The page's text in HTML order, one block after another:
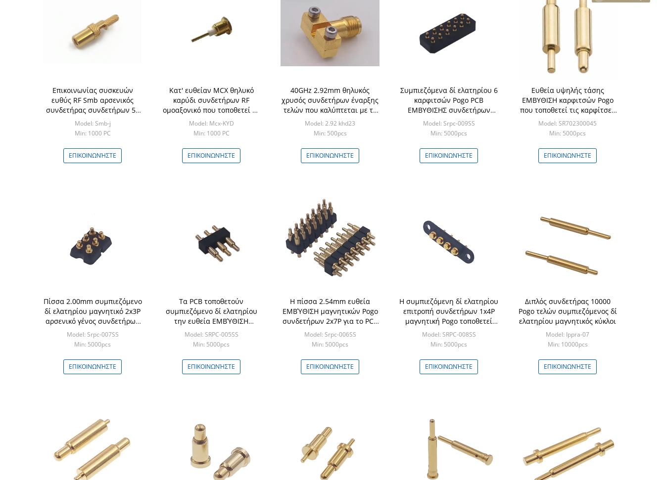
Επικοινωνίας συσκευών
ευθύς RF Smb αρσενικός
συνδετήρας συνδετήρων 50
ωμ Crimp για το καλώδιο
Model: Smb-j
Min: 1000 PC
ΕΠΙΚΟΙΝΩΝΉΣΤΕ
Κατ' ευθείαν MCX θηλυκό
καρύδι συνδετήρων RF
ομοαξονικό που τοποθετεί με
το μικροϋπολογιστή - λωρίδα
Model: Mcx-KYD
Min: 1000 PC
ΕΠΙΚΟΙΝΩΝΉΣΤΕ
40GHz 2.92mm θηλυκός
χρυσός συνδετήρων έναρξης
τελών που καλύπτεται με το
φραγμό για τη δοκιμή PCB
Model: 2.92 khd23
Min: 500pcs
ΕΠΙΚΟΙΝΩΝΉΣΤΕ
Συμπιεζόμενα δί ελατηρίου 6
καρφιτσών Pogo PCB
ΕΜΒΥΘΙΣΗΣ συνδετήρων
ευθέα τοποθετούν την πίσσα
2.54mm
Model: Srpc-009SS
Min: 5000pcs
ΕΠΙΚΟΙΝΩΝΉΣΤΕ
Ευθεία υψηλής τάσης
ΕΜΒΥΘΙΣΗ καρφιτσών Pogo
που τοποθετεί τις καρφίτσες
Smt Pogo
Model: SR702300045
Min: 5000pcs
ΕΠΙΚΟΙΝΩΝΉΣΤΕ
Πίσσα 2.00mm συμπιεζόμενο
δί ελατηρίου μαγνητικό 2x3P
αρσενικό γένος συνδετήρων
καρφιτσών Pogo
Model: Srpc-007SS
Min: 5000pcs
ΕΠΙΚΟΙΝΩΝΉΣΤΕ
Τα PCB τοποθετούν
συμπιεζόμενο δί ελατηρίου
την ευθεία ΕΜΒΎΘΙΣΗ
συνδετήρων καρφιτσών Pogo
1x3P
Model: SRPC-005SS
Min: 5000pcs
ΕΠΙΚΟΙΝΩΝΉΣΤΕ
Η πίσσα 2.54mm ευθεία
ΕΜΒΎΘΙΣΗ μαγνητικών Pogo
συνδετήρων 2x7P για το PCB
τοποθετεί
Model: Srpc-006SS
Min: 5000pcs
ΕΠΙΚΟΙΝΩΝΉΣΤΕ
Η συμπιεζόμενη δί ελατηρίου
επιτροπή συνδετήρων 1x4P
μαγνητική Pogo τοποθετεί
την πίσσα 2.54mm
Model: SRPC-008SS
Min: 5000pcs
ΕΠΙΚΟΙΝΩΝΉΣΤΕ
Διπλός συνδετήρας 10000
Pogo τελών συμπιεζόμενος δί
ελατηρίου μαγνητικός κύκλοι
Model: Ippra-07
Min: 10000pcs
ΕΠΙΚΟΙΝΩΝΉΣΤΕ